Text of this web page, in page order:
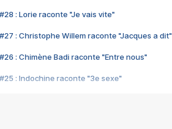
#28 : Lorie raconte "Je vais vite"
#27 : Christophe Willem raconte "Jacques a dit"
#26 : Chimène Badi raconte "Entre nous"
#25 : Indochine raconte "3e sexe"